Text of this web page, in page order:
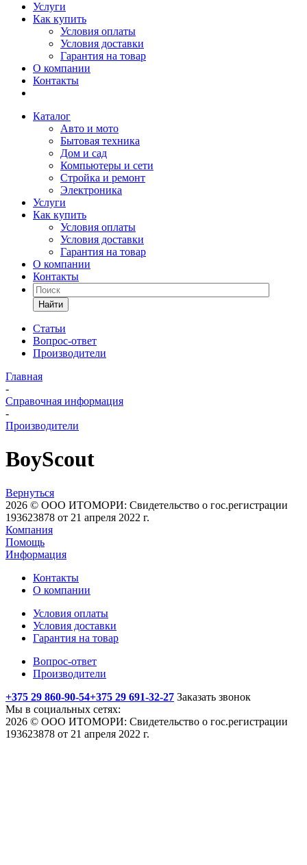
Услуги
Как купить
Условия оплаты
Условия доставки
Гарантия на товар
О компании
Контакты
Каталог
Авто и мото
Бытовая техника
Дом и сад
Компьютеры и сети
Стройка и ремонт
Электроника
Услуги
Как купить
Условия оплаты
Условия доставки
Гарантия на товар
О компании
Контакты
Найти
Статьи
Вопрос-ответ
Производители
Главная
-
Справочная информация
-
Производители
BoyScout
Вернуться
2026 © ООО ИТОМОРИ: Свидетельство о гос.регистрации
193623878 от 21 апреля 2022 г.
Компания
Помощь
Информация
Контакты
О компании
Условия оплаты
Условия доставки
Гарантия на товар
Вопрос-ответ
Производители
+375 29 860-90-54+375 29 691-32-27 Заказать звонок
Мы в социальных сетях:
2026 © ООО ИТОМОРИ: Свидетельство о гос.регистрации
193623878 от 21 апреля 2022 г.